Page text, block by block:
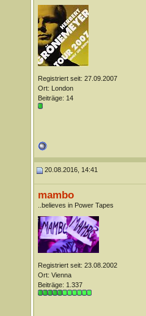
Registriert seit: 27.09.2007
Ort: London
Beiträge: 14
20.08.2016, 14:41
mambo
..believes in Power Tapes
Registriert seit: 23.08.2002
Ort: Vienna
Beiträge: 1.337